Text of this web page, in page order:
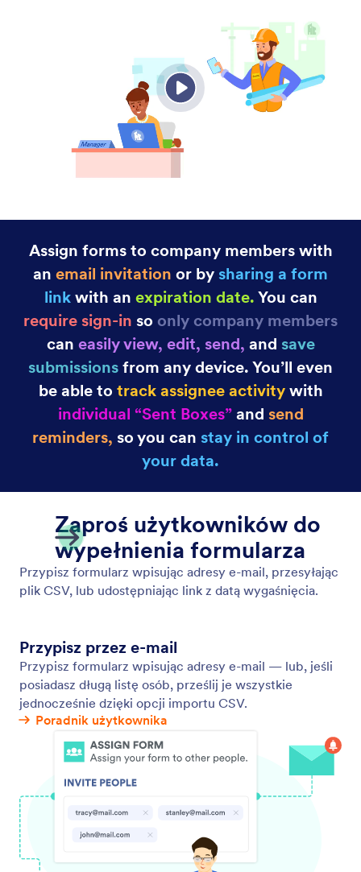
Get notified instantly about form activity so you can
respond to submissions without delay. Create
advanced online forms with Jotform and get email
notifications for each new response.
Form Assignments
Let your employees collect the form data you need.
Eliminate back-and-forth emails and long waits by
— even offline with Jotform Mobile Forms!